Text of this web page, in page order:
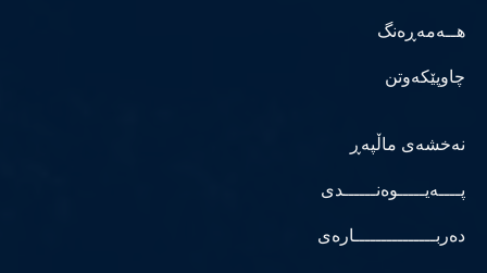
هــەمەڕەنگ
چاوپێکەوتن
نەخشەی ماڵپەڕ
پــــەیـــــوەنــــــدی
دەربـــــــــــــــارەی